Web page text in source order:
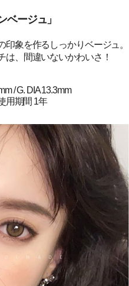
ベージュ」
象を作るしっかりベージュ。
は、間違いないかわいさ！
/ G. DIA 13.3mm
用期間 1年